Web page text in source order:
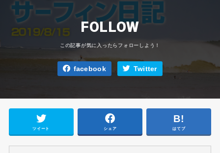
FOLLOW
facebook Twitter
ツイート シェア はてブ